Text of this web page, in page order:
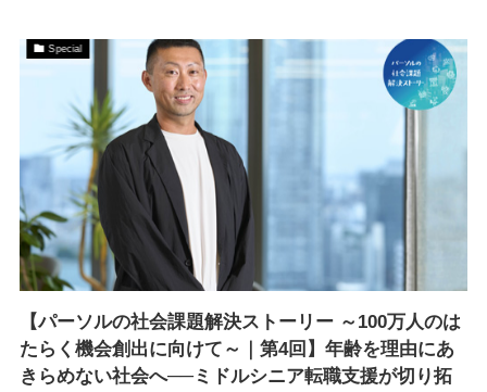
Special
【パーソルの社会課題解決ストーリー ～100万人のは
たらく機会創出に向けて～｜第4回】年齢を理由にあ
きらめない社会へ──ミドルシニア転職支援が切り拓